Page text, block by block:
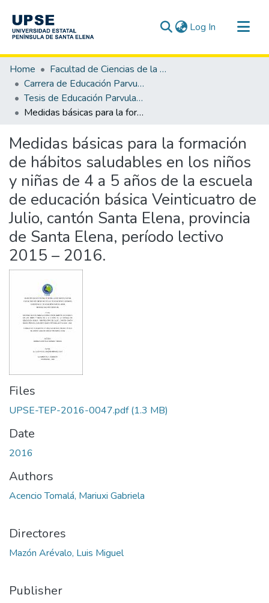
Log In (current)
Communities & Collections
All of DSpace
Statistics
Home
Facultad de Ciencias de la Educación e Idiomas
Carrera de Educación Parvularia
Tesis de Educación Parvularia
Medidas básicas para la formación de hábitos saludables en los niños y niñas de 4 a 5 años de la escuela de educación básica Veinticuatro de Julio, cantón Santa Elena, provincia de Santa Elena, período lectivo 2015 – 2016.
Medidas básicas para la formación
de hábitos saludables en los niños
y niñas de 4 a 5 años de la escuela
de educación básica Veinticuatro de
Julio, cantón Santa Elena, provincia
de Santa Elena, período lectivo
2015 – 2016.
Files
UPSE-TEP-2016-0047.pdf(1.3 MB)
Date
2016
Authors
Acencio Tomalá, Mariuxi Gabriela
Directores
Mazón Arévalo, Luis Miguel
Publisher